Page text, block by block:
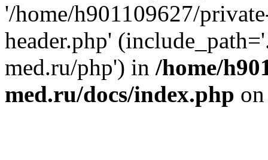
'/home/h901109627/
header.php'
med.ru/php') in /home/
med.ru/docs/index.php